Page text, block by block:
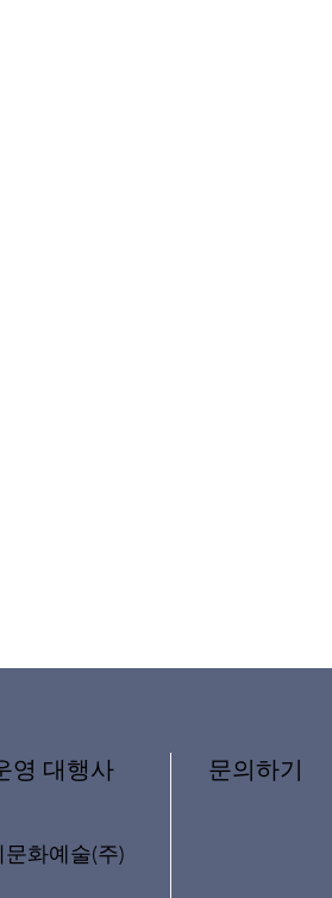
영 대행사
문화예술(주)
문의하기